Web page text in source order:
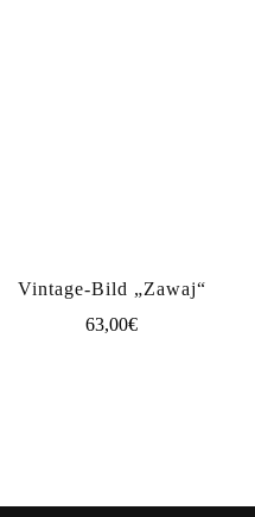
Vintage-Bild „Zawaj“
63,00€